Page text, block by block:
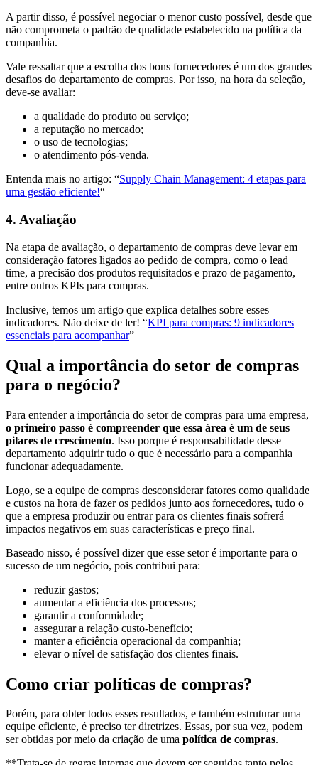
A partir disso, é possível negociar o menor custo possível, desde que
não comprometa o padrão de qualidade estabelecido na política da
companhia.
Vale ressaltar que a escolha dos bons fornecedores é um dos grandes
desafios do departamento de compras. Por isso, na hora da seleção,
deve-se avaliar:
a qualidade do produto ou serviço;
a reputação no mercado;
o uso de tecnologias;
o atendimento pós-venda.
Entenda mais no artigo: “Supply Chain Management: 4 etapas para
uma gestão eficiente!“
4. Avaliação
Na etapa de avaliação, o departamento de compras deve levar em
consideração fatores ligados ao pedido de compra, como o lead
time, a precisão dos produtos requisitados e prazo de pagamento,
entre outros KPIs para compras.
Inclusive, temos um artigo que explica detalhes sobre esses
indicadores. Não deixe de ler! “KPI para compras: 9 indicadores
essenciais para acompanhar”
Qual a importância do setor de compras
para o negócio?
Para entender a importância do setor de compras para uma empresa,
o primeiro passo é compreender que essa área é um de seus
pilares de crescimento. Isso porque é responsabilidade desse
departamento adquirir tudo o que é necessário para a companhia
funcionar adequadamente.
Logo, se a equipe de compras desconsiderar fatores como qualidade
e custos na hora de fazer os pedidos junto aos fornecedores, tudo o
que a empresa produzir ou entrar para os clientes finais sofrerá
impactos negativos em suas características e preço final.
Baseado nisso, é possível dizer que esse setor é importante para o
sucesso de um negócio, pois contribui para:
reduzir gastos;
aumentar a eficiência dos processos;
garantir a conformidade;
assegurar a relação custo-benefício;
manter a eficiência operacional da companhia;
elevar o nível de satisfação dos clientes finais.
Como criar políticas de compras?
Porém, para obter todos esses resultados, e também estruturar uma
equipe eficiente, é preciso ter diretrizes. Essas, por sua vez, podem
ser obtidas por meio da criação de uma política de compras.